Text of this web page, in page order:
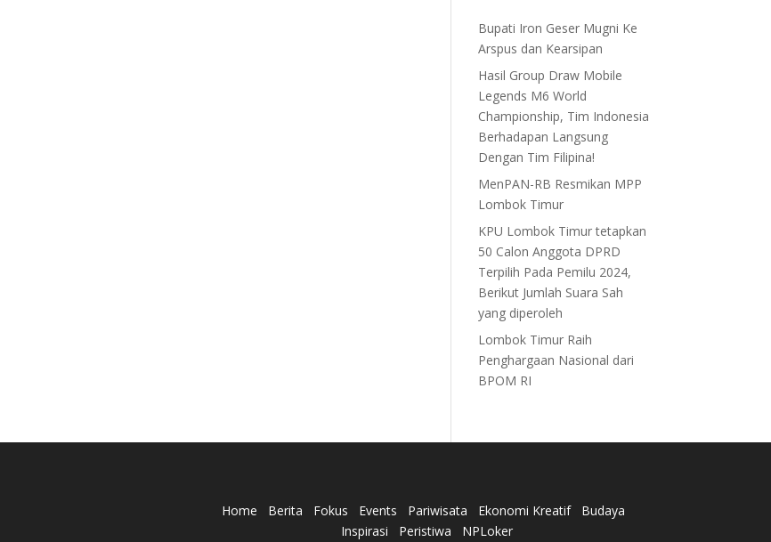
Bupati Iron Geser Mugni Ke
Arspus dan Kearsipan
Hasil Group Draw Mobile
Legends M6 World
Championship, Tim Indonesia
Berhadapan Langsung
Dengan Tim Filipina!
MenPAN-RB Resmikan MPP
Lombok Timur
KPU Lombok Timur tetapkan
50 Calon Anggota DPRD
Terpilih Pada Pemilu 2024,
Berikut Jumlah Suara Sah
yang diperoleh
Lombok Timur Raih
Penghargaan Nasional dari
BPOM RI
Home Berita Fokus Events Pariwisata Ekonomi Kreatif
Budaya
Inspirasi
Peristiwa NPLoker